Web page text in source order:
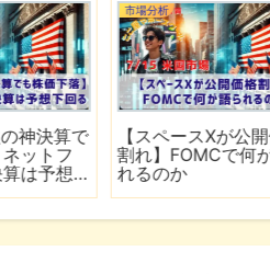
析
ースXが公開価格
FOMCで何が語ら
か
市場分析
【FRB高
化を歓迎
の好決算